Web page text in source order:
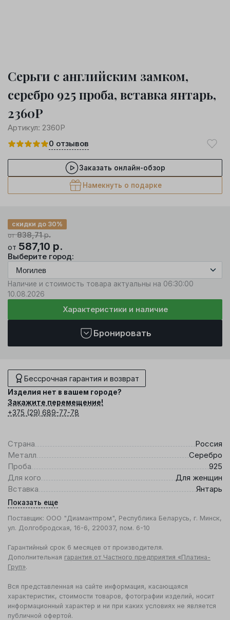
Серьги с английским замком,
серебро 925 проба, вставка янтарь,
2360Р
Артикул: 2360Р
0 отзывов
Заказать онлайн-обзор
Намекнуть о подарке
от838,71р.
скидки до 30%
от 587,10 р.
Выберите город:
Наличие и стоимость товара актуальны на 06:30:00
10.08.2026
Характеристики и наличие
Бронировать
Бессрочная гарантия и возврат
Изделия нет в вашем городе?
Закажите перемещение!
+375 (29) 689-77-78
Страна
Россия
Металл
Серебро
Проба
925
Для кого
Для женщин
Вставка
Янтарь
Показать еще
Поставщик: ООО "Диамантпром", Республика Беларусь, г. Минск,
ул. Долгобродская, 16-6, 220037, пом. 6-10
Гарантийный срок 6 месяцев от производителя.
Дополнительная гарантия от Частного предприятия «Платина-
Груп».
Вся представленная на сайте информация, касающаяся
характеристик, стоимости товаров, фотографии изделий, носит
информационный характер и ни при каких условиях не является
публичной офертой.